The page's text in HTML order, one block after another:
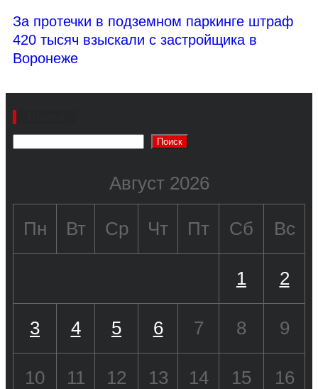
За протечки в подземном паркинге штраф
420 тысяч взыскали с застройщика в
Воронеже
Поиск
Август 2026
Пн Вт Ср Чт Пт Сб Вс
1 2
3 4 5 6 7 8 9
10 11 12 13 14 15 16